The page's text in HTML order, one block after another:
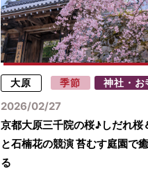
大原 季節 神社・お
2026/02/27
京都大原三千院の桜♪しだれ桜
と石楠花の競演 苔むす庭園で
る